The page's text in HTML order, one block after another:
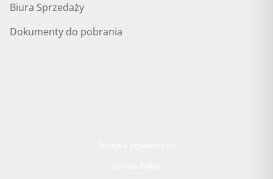
Biura Sprzedaży
Dokumenty do pobrania